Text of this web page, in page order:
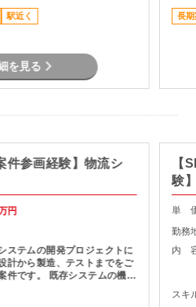
駅近く
を見る
長期
件参画経験】物流シ
円
ステムの開発プロジェクトに
計から製造、テストまでをご
システムの機能
心に対応いただき、長期的に
参画できる環境となっていま
【
験
援
単
勤務
内
スキ